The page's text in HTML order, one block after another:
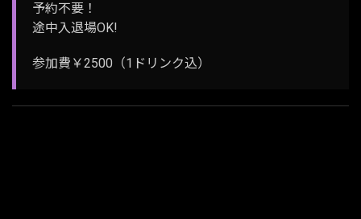
予約不要！
途中入退場OK!
参加費￥2500（1ドリンク込）